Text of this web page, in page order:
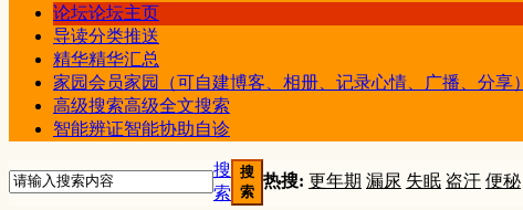
论坛论坛主页
导读分类推送
精华精华汇总
家园会员家园（可自建博客、相册、记录心情、广播、分享）
高级搜索高级全文搜索
智能辨证智能协助自诊
搜
索
搜
索
热搜: 更年期 漏尿 失眠 盗汗 便秘